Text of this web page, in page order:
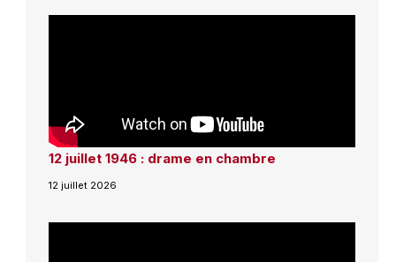
12 juillet 1946 : drame en chambre
12 juillet 2026